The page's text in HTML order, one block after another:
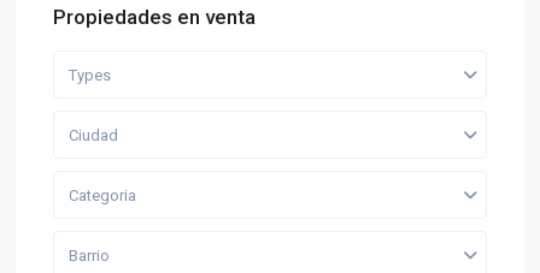
Propiedades en venta
Types
Ciudad
Categoria
Barrio